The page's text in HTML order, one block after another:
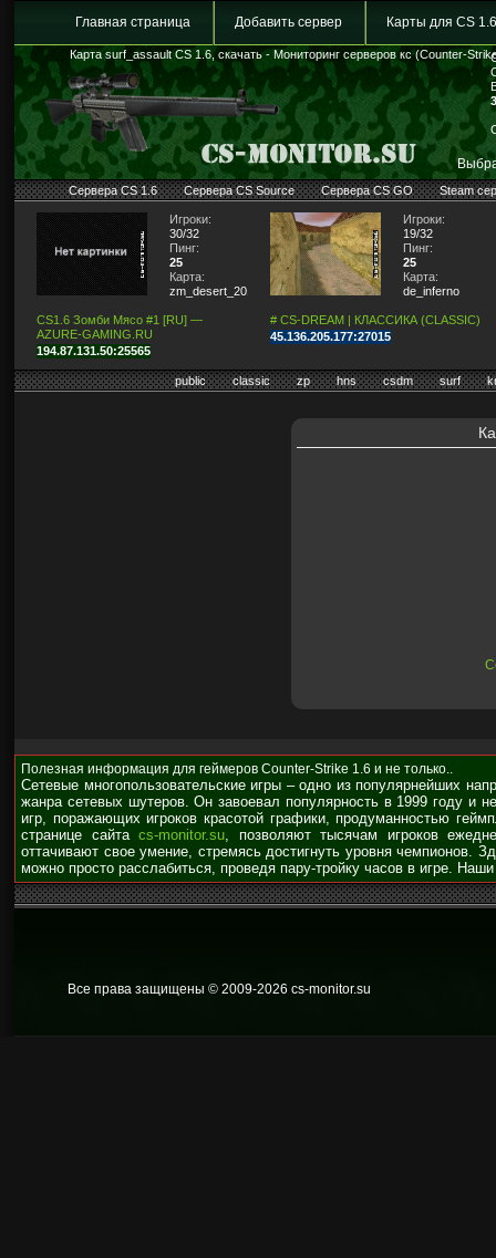
Главная страница Добавить сервер Карты для CS 1.6
Карта surf_assault CS 1.6, скачать - Мониторинг серверов кс (Counter-
Сервера CS 1.6 Сервера CS Source Сервера CS GO Steam
Игроки:
30/32
Пинг:
25
Карта:
zm_desert_2011
CS1.6 Зомби Мясо #1 [RU] —
AZURE-GAMING.RU
194.87.131.50:25565
Игроки:
19/32
Пинг:
25
Карта:
de_inferno
# CS-DREAM | КЛАССИКА (CLASSIC)
45.136.205.177:27015
public classic zp hns csdm surf
Полезная информация для геймеров Counter-Strike 1.6 и не только..
Сетевые многопользовательские игры – одно из популярнейших
жанра сетевых шутеров. Он завоевал популярность в 1999 году и
игр, поражающих игроков красотой графики, продуманностью
странице сайта cs-monitor.su, позволяют тысячам игроков
оттачивают свое умение, стремясь достигнуть уровня чемпионов.
можно просто расслабиться, проведя пару-тройку часов в игре.
Все права защищены © 2009-2026 cs-monitor.su